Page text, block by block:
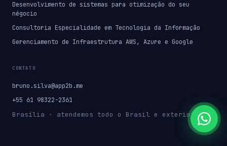
Desenvolvimento de sistemas para otimização do seu
négocio
Consultoria Especialidade em Tecnologia da Informação
Gerenciamento de Infraestrutura AWS, Azure e Google
CONTATO
bruno.silva@app2b.me
+55 61 98322-2361
Brasília · atendemos todo o Brasil e exterior